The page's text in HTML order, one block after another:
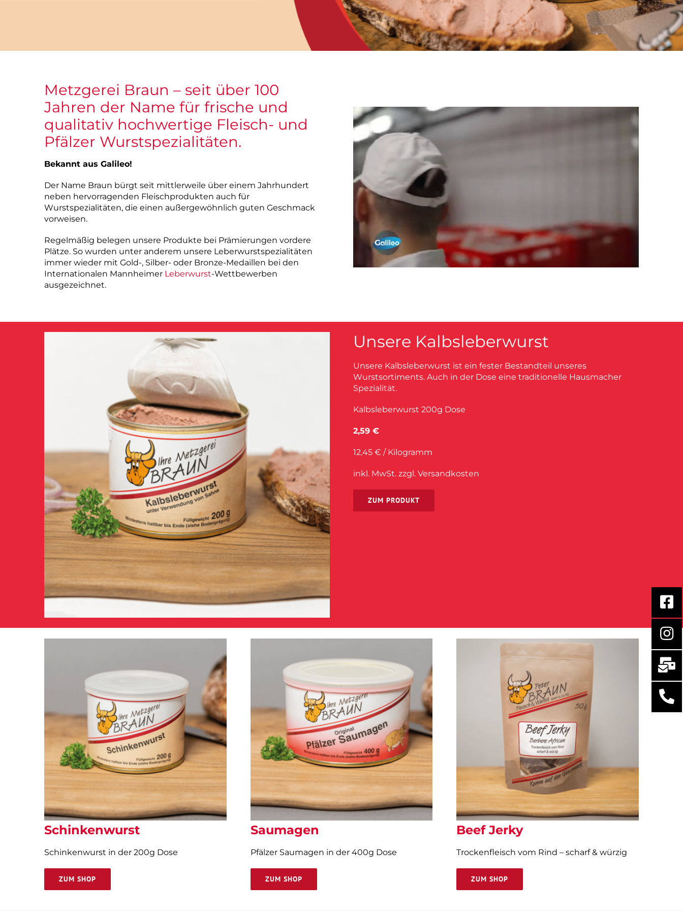
Bahnhofstraße
Metzgerei Braun – seit über 100
Jahren der Name für frische und
qualitativ hochwertige Fleisch- und
Pfälzer Wurstspezialitäten.
Bekannt aus Galileo!
Der Name Braun bürgt seit mittlerweile über einem Jahrhundert
neben hervorragenden Fleischprodukten auch für
Wurstspezialitäten, die einen außergewöhnlich guten Geschmack
vorweisen.
Regelmäßig belegen unsere Produkte bei Prämierungen vordere
Plätze. So wurden unter anderem unsere Leberwurstspezialitäten
immer wieder mit Gold-, Silber- oder Bronze-Medaillen bei den
Internationalen Mannheimer Leberwurst-Wettbewerben
ausgezeichnet.
Unsere Kalbsleberwurst
Unsere Kalbsleberwurst ist ein fester Bestandteil unseres
Wurstsortiments. Auch in der Dose eine traditionelle Hausmacher
Spezialität.
Kalbsleberwurst 200g Dose
2,59 €
12,45 € / Kilogramm
inkl. MwSt. zzgl. Versandkosten
ZUM PRODUKT
Schinkenwurst
Schinkenwurst in der 200g Dose
ZUM SHOP
Saumagen
Pfälzer Saumagen in der 400g Dose
ZUM SHOP
Beef Jerky
Trockenfleisch vom Rind – scharf & würzig
ZUM SHOP